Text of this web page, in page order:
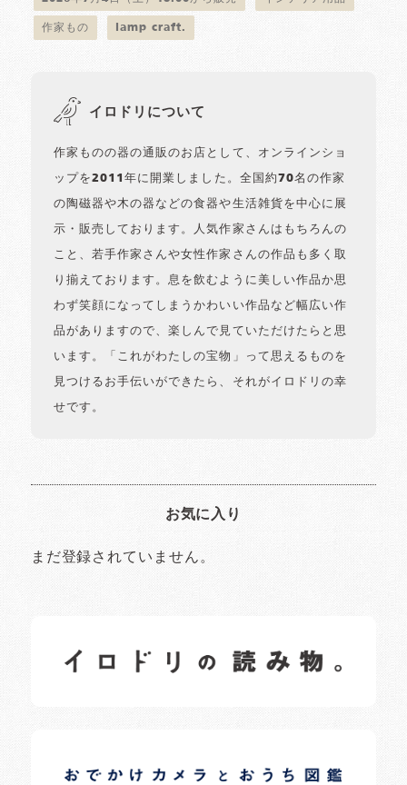
作家もの lamp craft.
イロドリについて
作家ものの器の通販のお店として、オンラインショ
ップを2011年に開業しました。全国約70名の作家
の陶磁器や木の器などの食器や生活雑貨を中心に展
示・販売しております。人気作家さんはもちろんの
こと、若手作家さんや女性作家さんの作品も多く取
り揃えております。息を飲むように美しい作品か思
わず笑顔になってしまうかわいい作品など幅広い作
品がありますので、楽しんで見ていただけたらと思
います。「これがわたしの宝物」って思えるものを
見つけるお手伝いができたら、それがイロドリの幸
せです。
お気に入り
まだ登録されていません。
日常の様子など随時更新中です。
日常の様子など随時更新中です。